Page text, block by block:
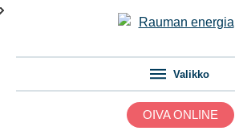
Valikko
OIVA ONLINE